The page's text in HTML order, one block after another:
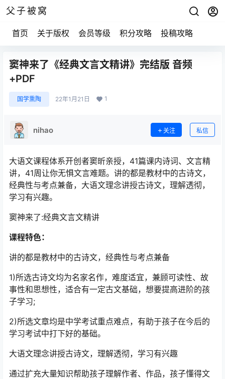
父子被窝
首页 关于版权 会员等级 积分攻略 投稿攻略
窦神来了《经典文言文精讲》完结版 音频
+PDF
国学熏陶 22年1月21日 1
nihao 关注 私信
大语文课程体系开创者窦昕亲授，41篇课内诗词、文言精
讲，41周让你无惧文言难题。讲的都是教材中的古诗文，
经典性与考点兼备，大语文理念讲授古诗文，理解透彻，
学习有兴趣。
窦神来了:经典文言文精讲
课程特色：
讲的都是教材中的古诗文，经典性与考点兼备
1)所选古诗文均为名家名作，难度适宜，兼顾可读性、故
事性和思想性，适合有一定古文基础，想要提高进阶的孩
子学习;
2)所选文章均是中学考试重点难点，有助于孩子在今后的
学习考试中打下好的基础。
大语文理念讲授古诗文，理解透彻，学习有兴趣
通过扩充大量知识帮助孩子理解作者、作品，孩子懂得文